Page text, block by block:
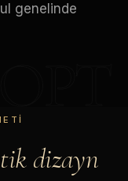
genelinde
dizayn